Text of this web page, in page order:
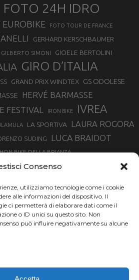
Consenso
utilizziamo tecnologie come i cookie
alle informazioni del dispositivo. Il
ci permetterà di elaborare dati come il
o ID unici su questo sito. Non
può influire negativamente su alcune
FOTO 24H IDRO
EUROBIKE FOTO TOUR DE FRANCE
GERHARD KERSCHBAUMER
GILBERTO SIMONI GIOELE BERTOLINI
GIRO D’ITALIA
GRAND PRIX WINDTEX GS ODOLESE
HERVÉ BARMASSE
FESTIVAL
IRON BIKE IVREA
LA SPORTIVA LAURA ROGORA
SUDING LUCA BRAIDOT
BIKE DELLA BRIANZA
FONTANA
DER POEL MATTEO TRENTIN MIKE FELDERER
NIBALI
NINO SCHURTER
GRAN PARADISO
PROMENADO BIKE